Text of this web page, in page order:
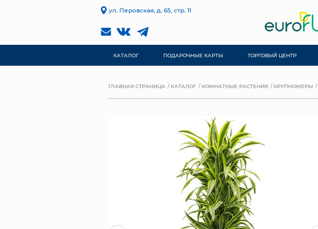
ул. Перовская, д. 65, стр. 11
КАТАЛОГ ПОДАРОЧНЫЕ КАРТЫ ТОРГОВЫЙ ЦЕНТР
ГЛАВНАЯ СТРАНИЦА КАТАЛОГ КОМНАТНЫЕ РАСТЕНИЯ КРУПНОМЕРЫ